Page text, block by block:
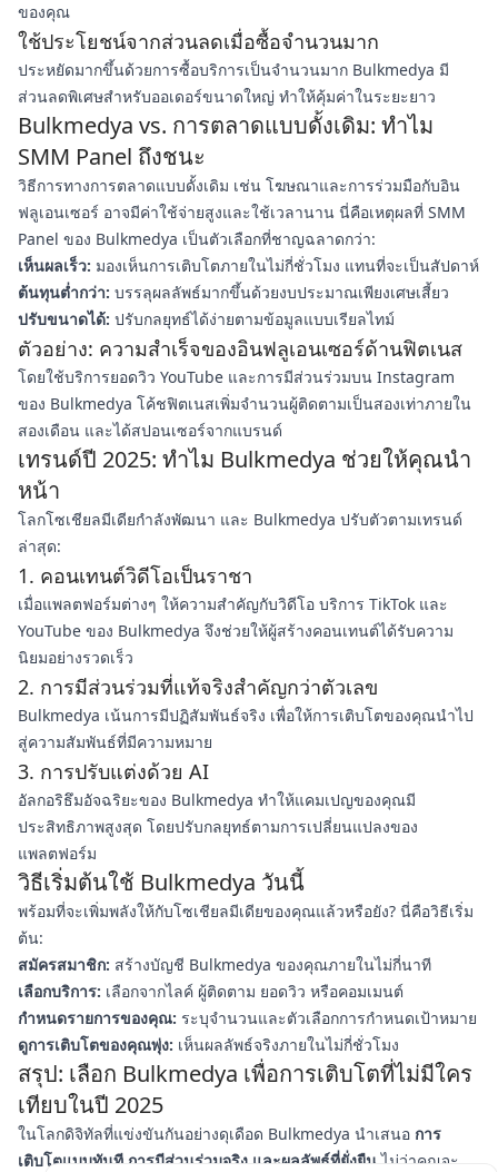
ของคุณ
ใช้ประโยชน์จากส่วนลดเมื่อซื้อจำนวนมาก
ประหยัดมากขึ้นด้วยการซื้อบริการเป็นจำนวนมาก Bulkmedya มี
ส่วนลดพิเศษสำหรับออเดอร์ขนาดใหญ่ ทำให้คุ้มค่าในระยะยาว
Bulkmedya vs. การตลาดแบบดั้งเดิม: ทำไม
SMM Panel ถึงชนะ
วิธีการทางการตลาดแบบดั้งเดิม เช่น โฆษณาและการร่วมมือกับอิน
ฟลูเอนเซอร์ อาจมีค่าใช้จ่ายสูงและใช้เวลานาน นี่คือเหตุผลที่ SMM
Panel ของ Bulkmedya เป็นตัวเลือกที่ชาญฉลาดกว่า:
เห็นผลเร็ว: มองเห็นการเติบโตภายในไม่กี่ชั่วโมง แทนที่จะเป็นสัปดาห์
ต้นทุนต่ำกว่า: บรรลุผลลัพธ์มากขึ้นด้วยงบประมาณเพียงเศษเสี้ยว
ปรับขนาดได้: ปรับกลยุทธ์ได้ง่ายตามข้อมูลแบบเรียลไทม์
ตัวอย่าง: ความสำเร็จของอินฟลูเอนเซอร์ด้านฟิตเนส
โดยใช้บริการยอดวิว YouTube และการมีส่วนร่วมบน Instagram
ของ Bulkmedya โค้ชฟิตเนสเพิ่มจำนวนผู้ติดตามเป็นสองเท่าภายใน
สองเดือน และได้สปอนเซอร์จากแบรนด์
เทรนด์ปี 2025: ทำไม Bulkmedya ช่วยให้คุณนำ
หน้า
โลกโซเชียลมีเดียกำลังพัฒนา และ Bulkmedya ปรับตัวตามเทรนด์
ล่าสุด:
1. คอนเทนต์วิดีโอเป็นราชา
เมื่อแพลตฟอร์มต่างๆ ให้ความสำคัญกับวิดีโอ บริการ TikTok และ
YouTube ของ Bulkmedya จึงช่วยให้ผู้สร้างคอนเทนต์ได้รับความ
นิยมอย่างรวดเร็ว
2. การมีส่วนร่วมที่แท้จริงสำคัญกว่าตัวเลข
Bulkmedya เน้นการมีปฏิสัมพันธ์จริง เพื่อให้การเติบโตของคุณนำไป
สู่ความสัมพันธ์ที่มีความหมาย
3. การปรับแต่งด้วย AI
อัลกอริธึมอัจฉริยะของ Bulkmedya ทำให้แคมเปญของคุณมี
ประสิทธิภาพสูงสุด โดยปรับกลยุทธ์ตามการเปลี่ยนแปลงของ
แพลตฟอร์ม
วิธีเริ่มต้นใช้ Bulkmedya วันนี้
พร้อมที่จะเพิ่มพลังให้กับโซเชียลมีเดียของคุณแล้วหรือยัง? นี่คือวิธีเริ่ม
ต้น:
สมัครสมาชิก: สร้างบัญชี Bulkmedya ของคุณภายในไม่กี่นาที
เลือกบริการ: เลือกจากไลค์ ผู้ติดตาม ยอดวิว หรือคอมเมนต์
กำหนดรายการของคุณ: ระบุจำนวนและตัวเลือกการกำหนดเป้าหมาย
ดูการเติบโตของคุณพุ่ง: เห็นผลลัพธ์จริงภายในไม่กี่ชั่วโมง
สรุป: เลือก Bulkmedya เพื่อการเติบโตที่ไม่มีใคร
เทียบในปี 2025
ในโลกดิจิทัลที่แข่งขันกันอย่างดุเดือด Bulkmedya นำเสนอ การ
เติบโตแบบทันที การมีส่วนร่วมจริง และผลลัพธ์ที่ยั่งยืน ไม่ว่าคุณจะ